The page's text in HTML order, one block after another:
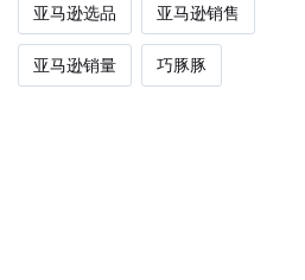
亚马逊选品 亚马逊销售
亚马逊销量 巧豚豚